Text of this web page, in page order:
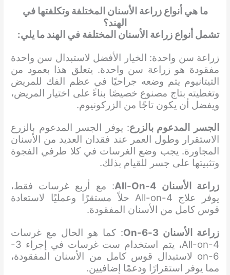
ما هي أنواع زراعة الأسنان المختلفة وتكلفتها في
الهند؟
تشمل أنواع زراعة الأسنان المختلفة في الهند ما يلي:
زراعة سن واحدة: الخيار الأفضل لاستبدال سن واحدة
مفقودة هو زراعة سن واحدة. يتعلق هذا بعمود من
التيتانيوم يتم وضعه جراحيًا في عظم الفك للمريض
وتغطيته بتاج مصنوع خصيصًا بناءً على اختيار المريض،
ويفضل أن يكون تاجًا من الزركونيوم.
الجسر المدعوم بالزرع: يوفر الجسر المدعوم بالزرع
الاستقرار وطول العمر عند فقدان العديد من الأسنان
المجاورة. يجب وضع الغرسات في كلا طرفي الفجوة
وتثبيتها على جسر للقيام بذلك.
زراعة الأسنان All-On-4
: مع أربع غرسات فقط،
يوفر علاج All-on-4 حلاً مستقرًا وعمليًا لاستعادة
قوس كامل من الأسنان المفقودة.
زراعة الأسنان 3-On-6
: كما هو الحال مع غرسات
All-on-4، يتم استخدام ست غرسات في إجراء 3-
on-6 لاستبدال قوس كامل من الأسنان المفقودة،
مما يوفر استقرارًا ودعمًا إضافيين.